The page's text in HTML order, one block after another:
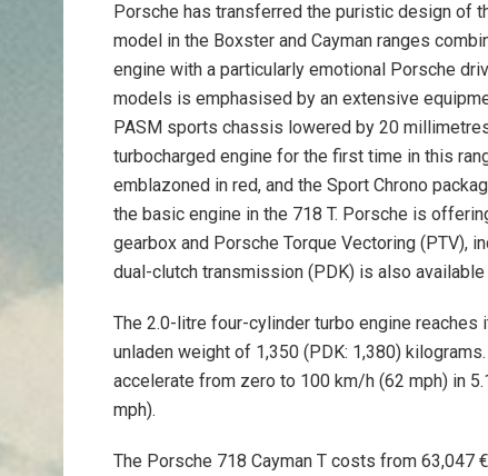
Porsche has transferred the puristic design of
model in the Boxster and Cayman ranges
engine with a particularly emotional Porsche
models is emphasised by an extensive
PASM sports chassis lowered by 20
turbocharged engine for the first time in this
emblazoned in red, and the Sport Chrono
the basic engine in the 718 T. Porsche is
gearbox and Porsche Torque Vectoring (PTV),
dual-clutch transmission (PDK) is also available
The 2.0-litre four-cylinder turbo engine
unladen weight of 1,350 (PDK: 1,380)
accelerate from zero to 100 km/h (62 mph) in
mph).
The Porsche 718 Cayman T costs from 63,047